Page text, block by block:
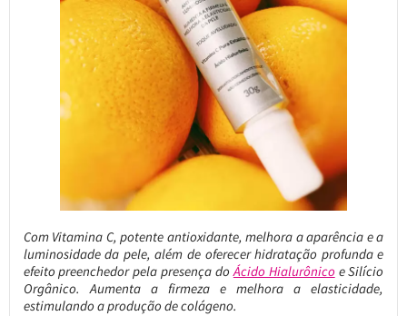
Com Vitamina C, potente antioxidante, melhora a aparência e a
luminosidade da pele, além de oferecer hidratação profunda e
efeito preenchedor pela presença doÁcido Hialurônicoe Silício
Orgânico. Aumenta a firmeza e melhora a elasticidade,
estimulando a produção de colágeno.